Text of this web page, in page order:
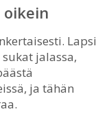
Lapsi
jalassa,
ja tähän